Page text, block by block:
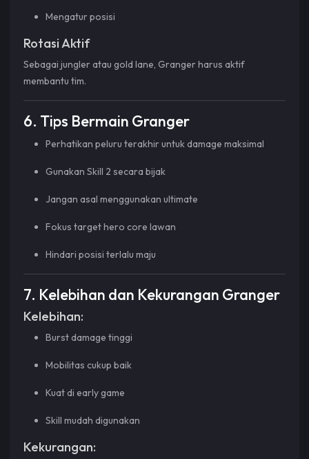
Mengatur posisi
Rotasi Aktif
Sebagai jungler atau gold lane, Granger harus aktif
membantu tim.
6. Tips Bermain Granger
Perhatikan peluru terakhir untuk damage maksimal
Gunakan Skill 2 secara bijak
Jangan asal menggunakan ultimate
Fokus target hero core lawan
Hindari posisi terlalu maju
7. Kelebihan dan Kekurangan Granger
Kelebihan:
Burst damage tinggi
Mobilitas cukup baik
Kuat di early game
Skill mudah digunakan
Kekurangan: